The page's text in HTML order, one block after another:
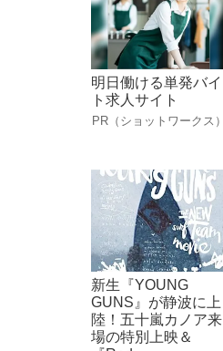
明日働ける単発バイ
ト求人サイト
PR（ショットワークス）
新生『YOUNG
GUNS』が静波に上
陸！五十嵐カノア来
場の特別上映＆